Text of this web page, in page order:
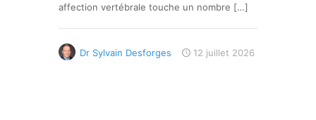
affection vertébrale touche un nombre […]
Dr Sylvain Desforges 12 juillet 2026